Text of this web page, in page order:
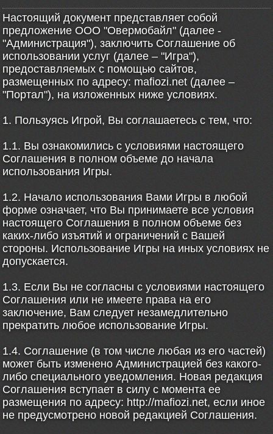
Настоящий документ представляет собой
предложение ООО "Овермобайл" (далее -
"Администрация"), заключить Соглашение об
использовании услуг (далее – "Игра"),
предоставляемых с помощью сайтов,
размещенных по адресу: mafiozi.net (далее –
"Портал"), на изложенных ниже условиях.
1. Пользуясь Игрой, Вы соглашаетесь с тем, что:
1.1. Вы ознакомились с условиями настоящего
Соглашения в полном объеме до начала
использования Игры.
1.2. Начало использования Вами Игры в любой
форме означает, что Вы принимаете все условия
настоящего Соглашения в полном объеме без
каких-либо изъятий и ограничений с Вашей
стороны. Использование Игры на иных условиях не
допускается.
1.3. Если Вы не согласны с условиями настоящего
Соглашения или не имеете права на его
заключение, Вам следует незамедлительно
прекратить любое использование Игры.
1.4. Соглашение (в том числе любая из его частей)
может быть изменено Администрацией без какого-
либо специального уведомления. Новая редакция
Соглашения вступает в силу с момента ее
размещения по адресу: http://mafiozi.net, если иное
не предусмотрено новой редакцией Соглашения.